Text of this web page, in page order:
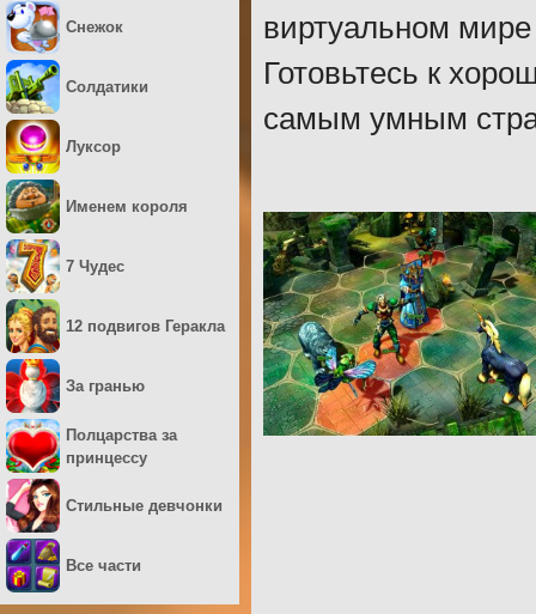
виртуальном
Готовьтесь к
самым умным
Снежок
Солдатики
Луксор
Именем короля
7 Чудес
12 подвигов Геракла
За гранью
Полцарства за
принцессу
Стильные девчонки
Все части